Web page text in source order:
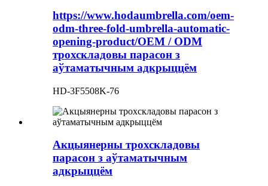
https://www.hodaumbrella.com/oem-
odm-three-fold-umbrella-automatic-
opening-product/OEM / ODM
трохскладовы парасон з
аўтаматычным адкрыццём
HD-3F5508K-76
Акцыянерны трохскладовы
парасон з аўтаматычным
адкрыццём